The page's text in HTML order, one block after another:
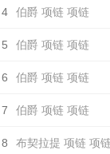
4 伯爵 项链 项链
5 伯爵 项链 项链
6 伯爵 项链 项链
7 伯爵 项链 项链
8 布契拉提 项链 项